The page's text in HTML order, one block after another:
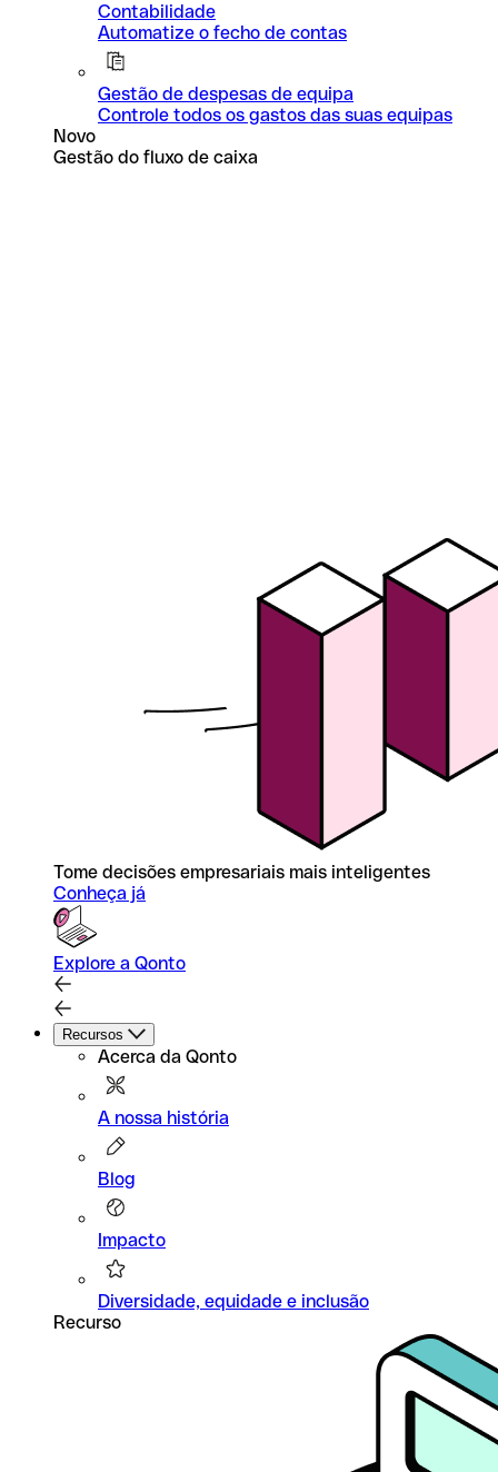
Contabilidade
Automatize o fecho de contas
Gestão de despesas de equipa
Controle todos os gastos das suas equipas
Novo
Gestão do fluxo de caixa
Tome decisões empresariais mais inteligentes
Conheça já
Explore a Qonto
Recursos
Acerca da Qonto
A nossa história
Blog
Impacto
Diversidade, equidade e inclusão
Recurso